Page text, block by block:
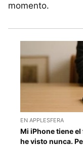
momento.
EN APPLESFERA
Mi iPhone tiene
he visto nunca.